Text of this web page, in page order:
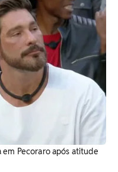
em Pecoraro após atitude